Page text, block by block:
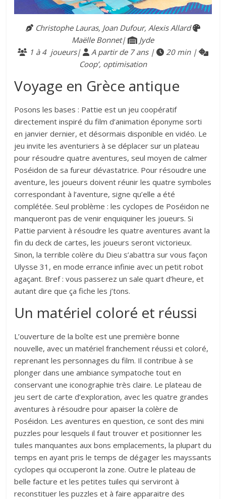
Christophe Lauras, Joan Dufour, Alexis Allard
Maëlle Bonnet|
Jyde
1 à 4 joueurs|
A partir de 7 ans |
20 min |
Coop’, optimisation
Voyage en Grèce antique
Posons les bases : Pattie est un jeu coopératif
directement inspiré du film d’animation éponyme sorti
en janvier dernier, et désormais disponible en vidéo. Le
jeu invite les aventuriers à se déplacer sur un plateau
pour résoudre quatre aventures, seul moyen de calmer
Poséidon de sa fureur dévastatrice. Pour résoudre une
aventure, les joueurs doivent réunir les quatre symboles
correspondant à l’aventure, signe qu’elle a été
complétée. Seul problème : les cyclopes de Poséidon ne
manqueront pas de venir enquiquiner les joueurs. Si
Pattie parvient à résoudre les quatre aventures avant la
fin du deck de cartes, les joueurs seront victorieux.
Sinon, la terrible colère du Dieu s’abattra sur vous façon
Ulysse 31, en mode errance infinie avec un petit robot
agaçant. Bref : vous passerez un sale quart d’heure, et
autant dire que ça fiche les j’tons.
Un matériel coloré et réussi
L’ouverture de la boîte est une première bonne
nouvelle, avec un matériel franchement réussi et coloré,
reprenant les personnages du film. Il contribue à se
plonger dans une ambiance sympatoche tout en
conservant une iconographie très claire. Le plateau de
jeu sert de carte d’exploration, avec les quatre grandes
aventures à résoudre pour apaiser la colère de
Poséidon. Les aventures en question, ce sont des mini
puzzles pour lesquels il faut trouver et positionner les
tuiles manquantes aux bons emplacements, la plupart du
temps en ayant pris le temps de dégager les mayssants
cyclopes qui occuperont la zone. Outre le plateau de
belle facture et les petites tuiles qui serviront à
reconstituer les puzzles et à faire apparaitre des